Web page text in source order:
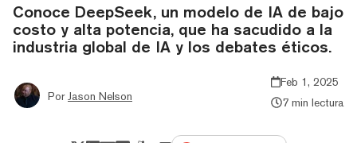
Conoce DeepSeek, un modelo de IA de bajo
costo y alta potencia, que ha sacudido a la
industria global de IA y los debates éticos.
Por Jason Nelson
Feb 1, 2025
7 min lectura